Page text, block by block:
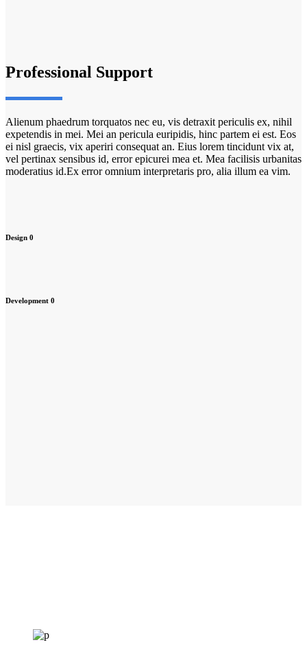
Professional Support
Alienum phaedrum torquatos nec eu, vis detraxit periculis ex, nihil
expetendis in mei. Mei an pericula euripidis, hinc partem ei est. Eos
ei nisl graecis, vix aperiri consequat an. Eius lorem tincidunt vix at,
vel pertinax sensibus id, error epicurei mea et. Mea facilisis urbanitas
moderatius id.Ex error omnium interpretaris pro, alia illum ea vim.
Design 0
Development 0